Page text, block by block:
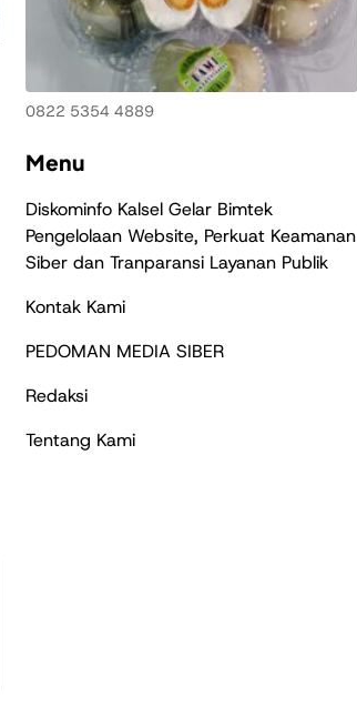
0822 5354 4889
Menu
Diskominfo Kalsel Gelar Bimtek
Pengelolaan Website, Perkuat Keamanan
Siber dan Tranparansi Layanan Publik
Kontak Kami
PEDOMAN MEDIA SIBER
Redaksi
Tentang Kami